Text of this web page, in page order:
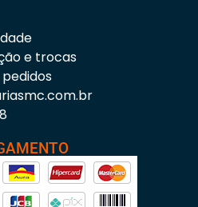
e trocas